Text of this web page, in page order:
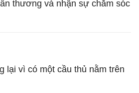
thương và nhận sự chăm sóc
lại vì có một cầu thủ nằm trên